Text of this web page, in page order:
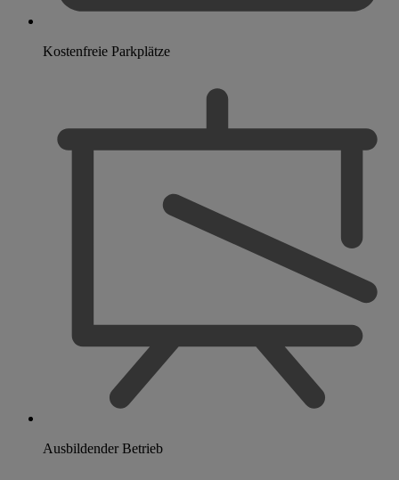
Kostenfreie Parkplätze
Ausbildender Betrieb